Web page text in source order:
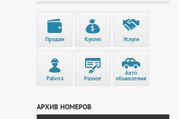
Продам Куплю Услуги
Работа Разное
Авто
объявления
АРХИВ НОМЕРОВ